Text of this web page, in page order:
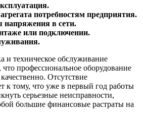
потребностям предприятия.
напряжения в сети.
или подключении.
и техническое обслуживание
что профессиональное оборудование
Отсутствие
к тому, что уже в первый год работы
серьезные неисправности,
большие финансовые растраты на